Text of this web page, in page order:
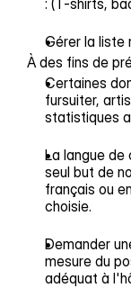
: (T-shirts,
Gérer la liste
À des fins de
Certaines
fursuiter,
statistiques
La langue de
seul but de
français ou
choisie.
Demander
mesure du
adéquat à